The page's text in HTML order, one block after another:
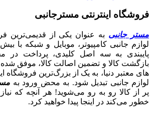
فروشگاه اینترنتی مسترجانبی
مستر جانبی به عنوان یکی از قدیمی‌ترین
لوازم جانبی کامپیوتر، موبایل و شبکه با
بازگشت کالا و تضمین اصالت کالا، موفق شده
های معتبر دنیا، به یک از بزرگ‌ترین فروشگاه
لوازم جانبی تبدیل شود. به محض ورود به
پر از کالا رو به رو می‌شوید! هر آنچه که
خطور می‌کند در اینجا پیدا خواهید کرد.